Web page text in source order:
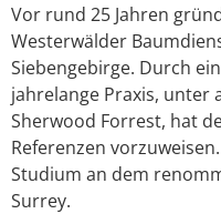
Vor rund 25 Jahren
Westerwälder
Siebengebirge. Durch
jahrelange Praxis,
Sherwood Forrest, hat
Referenzen
Studium an dem
Surrey.